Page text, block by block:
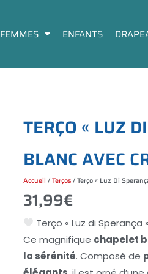
FEMMES ENFANTS
TERÇO « LUZ DI
BLANCAVEC C
Accueil /Terços/ Terço « Luz Di
31,99€
Terço « Luz di
Ce magnifique chapelet
la sérénité. Composé de